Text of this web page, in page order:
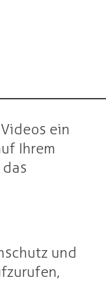
ein
Ihrem
und